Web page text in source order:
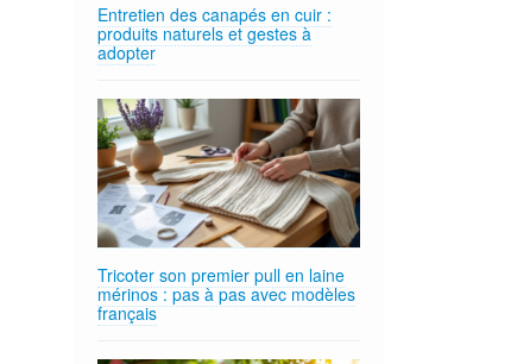
Entretien des canapés en cuir :
produits naturels et gestes à
adopter
Tricoter son premier pull en laine
mérinos : pas à pas avec modèles
français